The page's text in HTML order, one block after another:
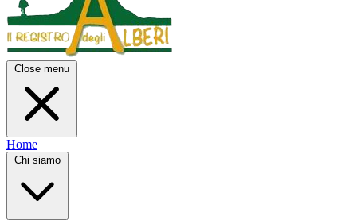
Close menu
Home
Chi siamo